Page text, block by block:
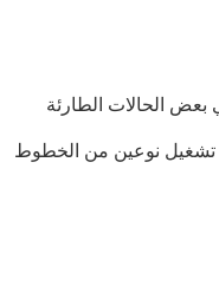
الحالات الطارئة
عمل الكارت مع تشغيل نوعين من الخطوط